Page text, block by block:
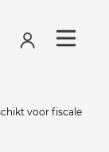
voor fiscale